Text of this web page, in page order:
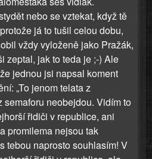
nebo se vztekat, když tě
já to tušil celou dobu,
vždy vyloženě jako Pražák,
zeptal, jak to teda je ;-) Ale
jednou jsi napsal koment
„To jenom telata z
semaforu neobejdou. Vidím to
řidiči v republice, ani
promilema nejsou tak
tebou naprosto souhlasím! V